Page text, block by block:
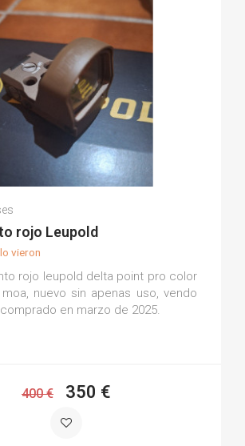
A.
(0)
rojo Leupold
vieron
rojo leupold delta point pro color
nuevo sin apenas uso, vendo
en marzo de 2025.
400 € 350 €